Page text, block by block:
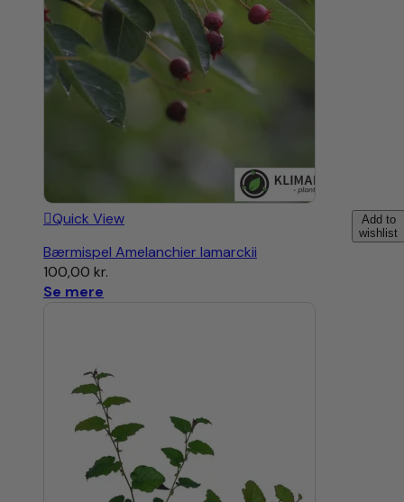
Add to
wishlist
Quick View
Bærmispel Amelanchier lamarckii
100,00 kr.
Se mere